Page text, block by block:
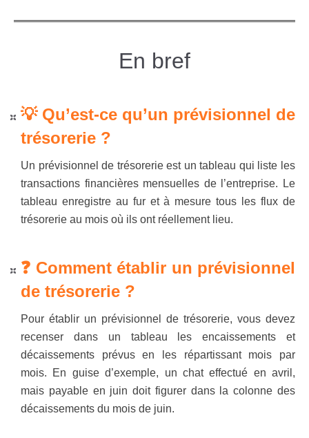
En bref
💡 Qu’est-ce qu’un prévisionnel de
trésorerie ?
Un prévisionnel de trésorerie est un tableau qui liste les
transactions financières mensuelles de l’entreprise. Le
tableau enregistre au fur et à mesure tous les flux de
trésorerie au mois où ils ont réellement lieu.
❓ Comment établir un prévisionnel
de trésorerie ?
Pour établir un prévisionnel de trésorerie, vous devez
recenser dans un tableau les encaissements et
décaissements prévus en les répartissant mois par
mois. En guise d’exemple, un chat effectué en avril,
mais payable en juin doit figurer dans la colonne des
décaissements du mois de juin.